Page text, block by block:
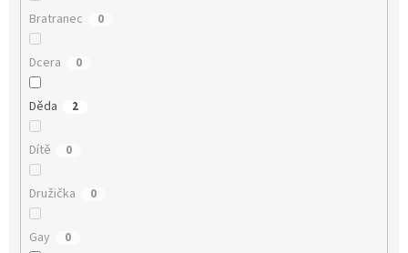
Bratranec 0
Dcera 0
Děda 2
Dítě 0
Družička 0
Gay 0